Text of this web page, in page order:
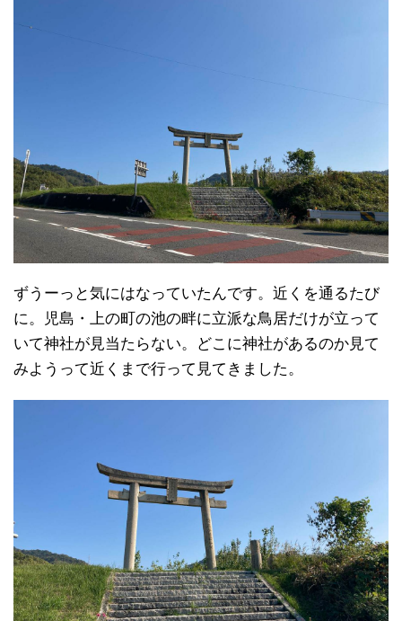
ずうーっと気にはなっていたんです。近くを通るたび
に。児島・上の町の池の畔に立派な鳥居だけが立って
いて神社が見当たらない。どこに神社があるのか見て
みようって近くまで行って見てきました。